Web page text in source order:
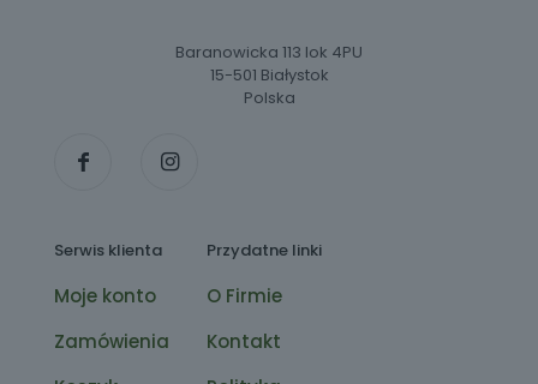
Baranowicka 113 lok 4PU
15-501 Białystok
Polska
Serwis klienta
Moje konto
Zamówienia
Przydatne linki
O Firmie
Kontakt